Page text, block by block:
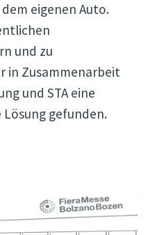
eigenen Auto.
und zu
in Zusammenarbeit
und STA eine
gefunden.